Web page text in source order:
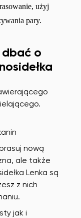
użyj
pary.
dbać o
nową
ale także
Lenka są
z nich
jak i